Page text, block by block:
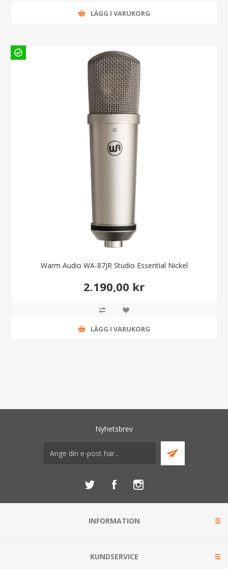
LÄGG I VARUKORG
Warm Audio WA-87JR Studio Essential Nickel
2.190,00 kr
LÄGG I VARUKORG
Nyhetsbrev
INFORMATION
KUNDSERVICE